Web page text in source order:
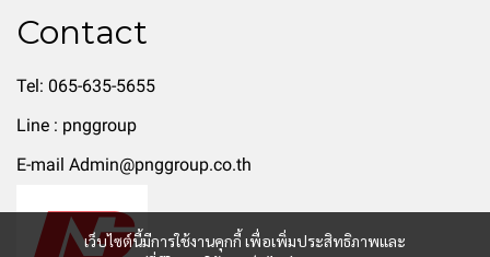
เว็บไซต์นี้มีการใช้งานคุกกี้ เพื่อเพิ่มประสิทธิภาพและ
Contact
Tel: 065-635-5655
Line : pnggroup
E-mail Admin@pnggroup.co.th